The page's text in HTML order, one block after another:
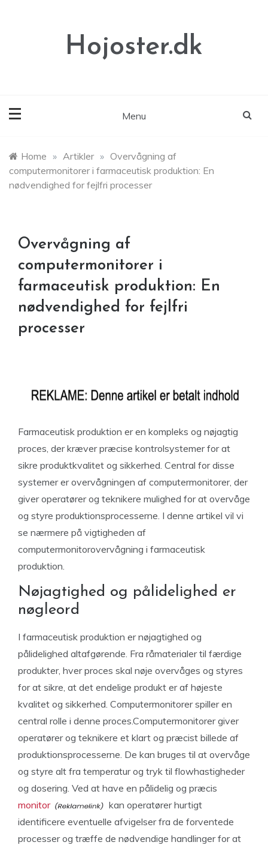
Hojoster.dk
Menu
Home » Artikler » Overvågning af
computermonitorer i farmaceutisk produktion: En
nødvendighed for fejlfri processer
Overvågning af
computermonitorer i
farmaceutisk produktion: En
nødvendighed for fejlfri
processer
Farmaceutisk produktion er en kompleks og nøjagtig
proces, der kræver præcise kontrolsystemer for at
sikre produktkvalitet og sikkerhed. Central for disse
systemer er overvågningen af computermonitorer, der
giver operatører og teknikere mulighed for at overvåge
og styre produktionsprocesserne. I denne artikel vil vi
se nærmere på vigtigheden af
computermonitorovervågning i farmaceutisk
produktion.
Nøjagtighed og pålidelighed er
nøgleord
I farmaceutisk produktion er nøjagtighed og
pålidelighed altafgørende. Fra råmaterialer til færdige
produkter, hver proces skal nøje overvåges og styres
for at sikre, at det endelige produkt er af højeste
kvalitet og sikkerhed. Computermonitorer spiller en
central rolle i denne proces.Computermonitorer giver
operatører og teknikere et klart og præcist billede af
produktionsprocesserne. De kan bruges til at overvåge
og styre alt fra temperatur og tryk til flowhastigheder
og dosering. Ved at have en pålidelig og præcis
monitor
kan operatører hurtigt
identificere eventuelle afvigelser fra de forventede
processer og træffe de nødvendige handlinger for at